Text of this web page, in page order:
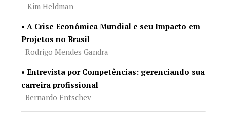
Kim Heldman
• A Crise Econômica Mundial e seu Impacto em
Projetos no Brasil
Rodrigo Mendes Gandra
• Entrevista por Competências: gerenciando sua
carreira profissional
Bernardo Entschev